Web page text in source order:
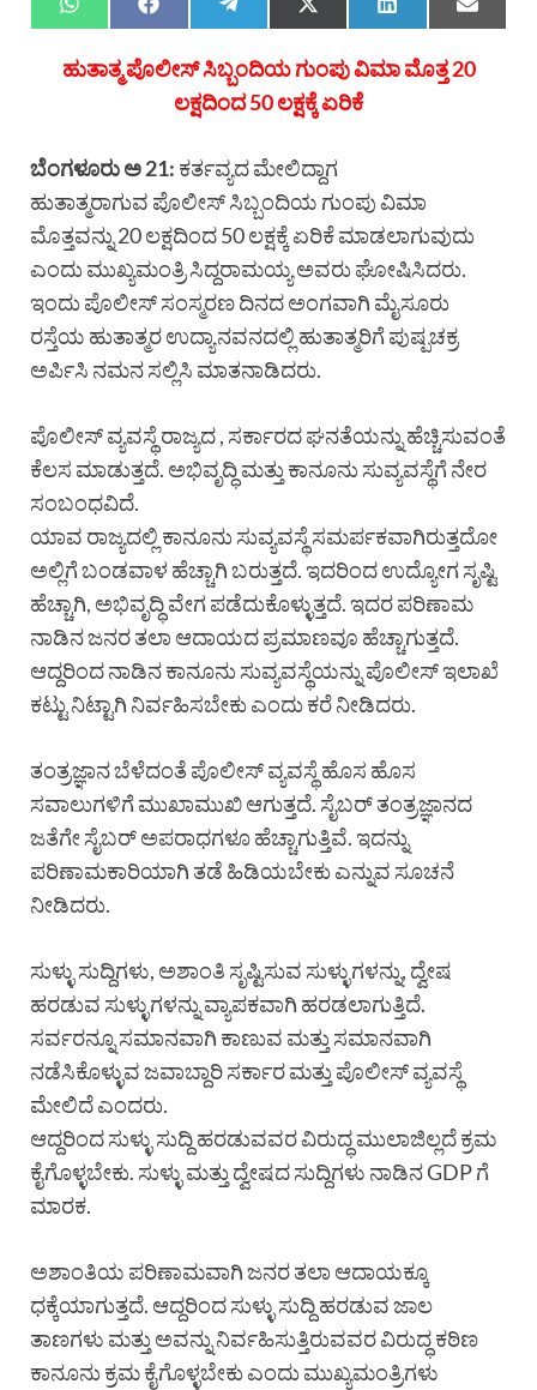
ಹುತಾತ್ಮ ಪೊಲೀಸ್ ಸಿಬ್ಬಂದಿಯ ಗುಂಪು ವಿಮಾ ಮೊತ್ತ 20
ಲಕ್ಷದಿಂದ 50 ಲಕ್ಷಕ್ಕೆ ಏರಿಕೆ
ಬೆಂಗಳೂರು ಅ 21: ಕರ್ತವ್ಯದ ಮೇಲಿದ್ದಾಗ
ಹುತಾತ್ಮರಾಗುವ ಪೊಲೀಸ್ ಸಿಬ್ಬಂದಿಯ ಗುಂಪು ವಿಮಾ
ಮೊತ್ತವನ್ನು 20 ಲಕ್ಷದಿಂದ 50 ಲಕ್ಷಕ್ಕೆ ಏರಿಕೆ ಮಾಡಲಾಗುವುದು
ಎಂದು ಮುಖ್ಯಮಂತ್ರಿ ಸಿದ್ದರಾಮಯ್ಯ ಅವರು ಘೋಷಿಸಿದರು.
ಇಂದು ಪೊಲೀಸ್ ಸಂಸ್ಮರಣ ದಿನದ ಅಂಗವಾಗಿ ಮೈಸೂರು
ರಸ್ತೆಯ ಹುತಾತ್ಮರ ಉದ್ಯಾನವನದಲ್ಲಿ ಹುತಾತ್ಮರಿಗೆ ಪುಷ್ಪಚಕ್ರ
ಅರ್ಪಿಸಿ ನಮನ ಸಲ್ಲಿಸಿ ಮಾತನಾಡಿದರು.
ಪೊಲೀಸ್ ವ್ಯವಸ್ಥೆ ರಾಜ್ಯದ , ಸರ್ಕಾರದ ಘನತೆಯನ್ನು ಹೆಚ್ಚಿಸುವಂತೆ
ಕೆಲಸ ಮಾಡುತ್ತದೆ. ಅಭಿವೃದ್ಧಿ ಮತ್ತು ಕಾನೂನು ಸುವ್ಯವಸ್ಥೆಗೆ ನೇರ
ಸಂಬಂಧವಿದೆ.
ಯಾವ ರಾಜ್ಯದಲ್ಲಿ ಕಾನೂನು ಸುವ್ಯವಸ್ಥೆ ಸಮರ್ಪಕವಾಗಿರುತ್ತದೋ
ಅಲ್ಲಿಗೆ ಬಂಡವಾಳ ಹೆಚ್ಚಾಗಿ ಬರುತ್ತದೆ. ಇದರಿಂದ ಉದ್ಯೋಗ ಸೃಷ್ಟಿ
ಹೆಚ್ಚಾಗಿ, ಅಭಿವೃದ್ಧಿ ವೇಗ ಪಡೆದುಕೊಳ್ಳುತ್ತದೆ. ಇದರ ಪರಿಣಾಮ
ನಾಡಿನ‌ ಜನರ ತಲಾ ಆದಾಯದ ಪ್ರಮಾಣವೂ ಹೆಚ್ಚಾಗುತ್ತದೆ.
ಆದ್ದರಿಂದ ನಾಡಿನ ಕಾನೂನು ಸುವ್ಯವಸ್ಥೆಯನ್ನು ಪೊಲೀಸ್ ಇಲಾಖೆ
ಕಟ್ಟು ನಿಟ್ಟಾಗಿ ನಿರ್ವಹಿಸಬೇಕು ಎಂದು‌ ಕರೆ ನೀಡಿದರು.
ತಂತ್ರಜ್ಞಾನ ಬೆಳೆದಂತೆ ಪೊಲೀಸ್ ವ್ಯವಸ್ಥೆ ಹೊಸ ಹೊಸ
ಸವಾಲುಗಳಿಗೆ ಮುಖಾಮುಖಿ ಆಗುತ್ತದೆ. ಸೈಬರ್ ತಂತ್ರಜ್ಞಾನದ
ಜತೆಗೇ ಸೈಬರ್ ಅಪರಾಧಗಳೂ ಹೆಚ್ಚಾಗುತ್ತಿವೆ. ಇದನ್ನು
ಪರಿಣಾಮಕಾರಿಯಾಗಿ ತಡೆ ಹಿಡಿಯಬೇಕು ಎನ್ನುವ ಸೂಚನೆ
ನೀಡಿದರು.
ಸುಳ್ಳು ಸುದ್ದಿಗಳು, ಅಶಾಂತಿ ಸೃಷ್ಟಿಸುವ ಸುಳ್ಳುಗಳನ್ನು, ದ್ವೇಷ
ಹರಡುವ ಸುಳ್ಳುಗಳನ್ನು ವ್ಯಾಪಕವಾಗಿ ಹರಡಲಾಗುತ್ತಿದೆ.
ಸರ್ವರನ್ನೂ ಸಮಾನವಾಗಿ ಕಾಣುವ ಮತ್ತು ಸಮಾನವಾಗಿ
ನಡೆಸಿಕೊಳ್ಳುವ ಜವಾಬ್ದಾರಿ ಸರ್ಕಾರ ಮತ್ತು ಪೊಲೀಸ್ ವ್ಯವಸ್ಥೆ
ಮೇಲಿದೆ ಎಂದರು.
ಆದ್ದರಿಂದ ಸುಳ್ಳು ಸುದ್ದಿ ಹರಡುವವರ ವಿರುದ್ಧ ಮುಲಾಜಿಲ್ಲದೆ ಕ್ರಮ
ಕೈಗೊಳ್ಳಬೇಕು. ಸುಳ್ಳು ಮತ್ತು ದ್ವೇಷದ ಸುದ್ದಿಗಳು ನಾಡಿನ GDP ಗೆ
ಮಾರಕ.
ಅಶಾಂತಿಯ ಪರಿಣಾಮವಾಗಿ ಜನರ ತಲಾ ಆದಾಯಕ್ಕೂ
ಧಕ್ಕೆಯಾಗುತ್ತದೆ. ಆದ್ದರಿಂದ ಸುಳ್ಳು ಸುದ್ದಿ ಹರಡುವ ಜಾಲ
ತಾಣಗಳು ಮತ್ತು ಅವನ್ನು ನಿರ್ವಹಿಸುತ್ತಿರುವವರ ವಿರುದ್ಧ ಕಠಿಣ
ಕಾನೂನು ಕ್ರಮ ಕೈಗೊಳ್ಳಬೇಕು ಎಂದು ಮುಖ್ಯಮಂತ್ರಿಗಳು